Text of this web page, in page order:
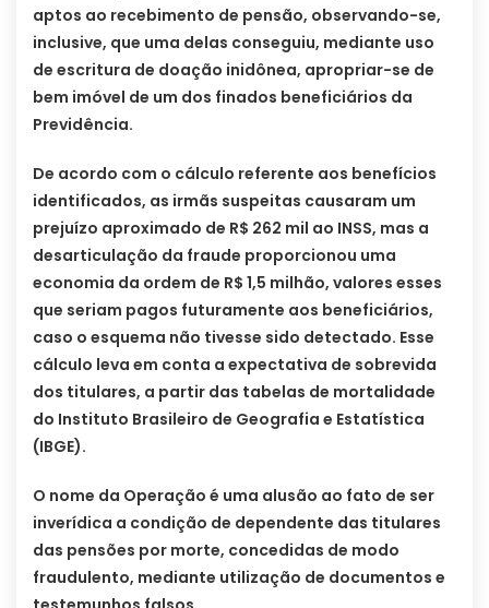
aptos ao recebimento de pensão, observando-se,
inclusive, que uma delas conseguiu, mediante uso
de escritura de doação inidônea, apropriar-se de
bem imóvel de um dos finados beneficiários da
Previdência.
De acordo com o cálculo referente aos benefícios
identificados, as irmãs suspeitas causaram um
prejuízo aproximado de R$ 262 mil ao INSS, mas a
desarticulação da fraude proporcionou uma
economia da ordem de R$ 1,5 milhão, valores esses
que seriam pagos futuramente aos beneficiários,
caso o esquema não tivesse sido detectado. Esse
cálculo leva em conta a expectativa de sobrevida
dos titulares, a partir das tabelas de mortalidade
do Instituto Brasileiro de Geografia e Estatística
(IBGE).
O nome da Operação é uma alusão ao fato de ser
inverídica a condição de dependente das titulares
das pensões por morte, concedidas de modo
fraudulento, mediante utilização de documentos e